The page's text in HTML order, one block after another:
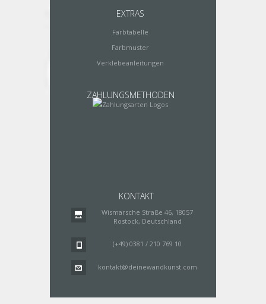
EXTRAS
Farbtabelle
Farbmuster
Verklebeanleitungen
ZAHLUNGSMETHODEN
KONTAKT
Wismarsche Straße 46, 18057
Rostock, Deutschland
(+49) 0381 / 210 769 10
kontakt@deinewandkunst.com